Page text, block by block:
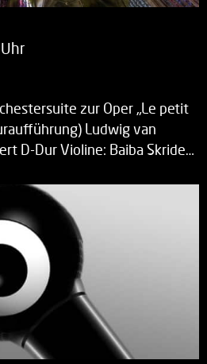
zur Oper „Le petit
Ludwig van
D-Dur Violine: Baiba Skride…